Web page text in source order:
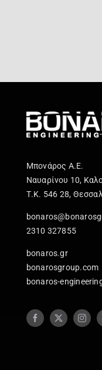
Μπονάρος Α.Ε.
Ναυαρίνου 10,
Τ.Κ. 546 28,
2310 327855
bonaros.gr
bonarosgroup.com
bonaros-